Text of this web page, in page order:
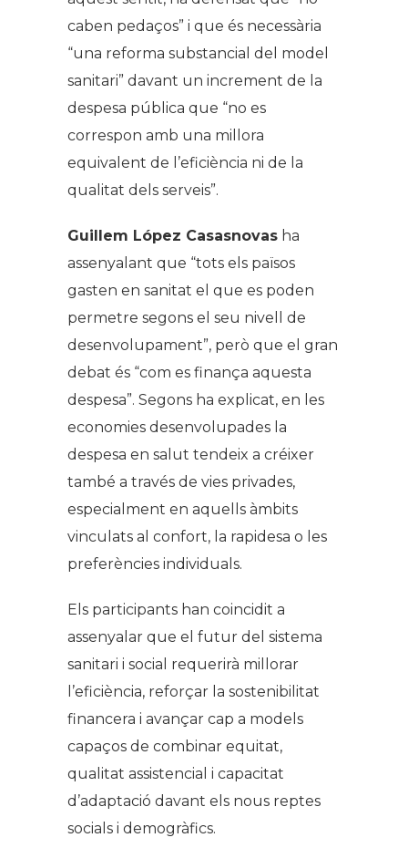
caben pedaços” i que és necessària
“una reforma substancial del model
sanitari” davant un increment de la
despesa pública que “no es
correspon amb una millora
equivalent de l’eficiència ni de la
qualitat dels serveis”.
Guillem López Casasnovas ha
assenyalant que “tots els països
gasten en sanitat el que es poden
permetre segons el seu nivell de
desenvolupament”, però que el gran
debat és “com es finança aquesta
despesa”. Segons ha explicat, en les
economies desenvolupades la
despesa en salut tendeix a créixer
també a través de vies privades,
especialment en aquells àmbits
vinculats al confort, la rapidesa o les
preferències individuals.
Els participants han coincidit a
assenyalar que el futur del sistema
sanitari i social requerirà millorar
l’eficiència, reforçar la sostenibilitat
financera i avançar cap a models
capaços de combinar equitat,
qualitat assistencial i capacitat
d’adaptació davant els nous reptes
socials i demogràfics.